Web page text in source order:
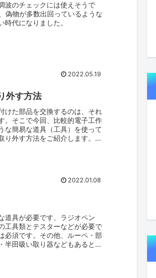
波のチェックには使えそうで
偽物が多数出回っているような
代になりました。
2022.05.19
外す方法
けた部品を交換するのは、それ
。そこで今回、比較的電子工作
な簡易な道具（工具）を使って
り外す方法をご紹介します。半
2022.01.08
道具が必要です、ラジオペン
工具類とテスターなどが必要で
必須です。その他、ルーペ・部
半田吸い取り器などもあると便